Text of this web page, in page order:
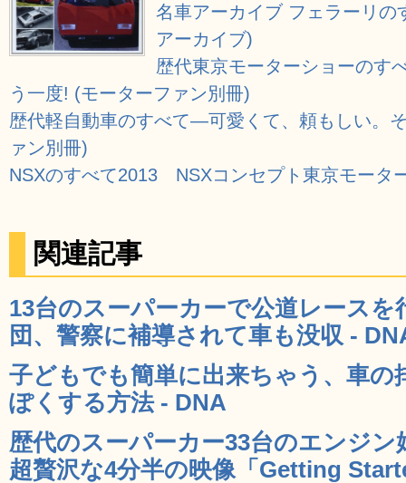
名車アーカイブ フェラーリ
アーカイブ)
歴代東京モーターショーのす
う一度! (モーターファン別冊)
歴代軽自動車のすべて―可愛くて、頼もしい。
ァン別冊)
NSXのすべて2013 NSXコンセプト東京モータ
関連記事
13台のスーパーカーで公道レースを
団、警察に補導されて車も没収 -
子どもでも簡単に出来ちゃう、車の
ぽくする方法 - DNA
歴代のスーパーカー33台のエンジ
超贅沢な4分半の映像「Getting